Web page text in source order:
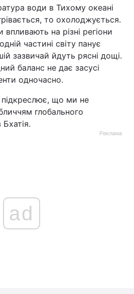
води в Тихому океані
то охолоджується.
на різні регіони
частині світу панує
зазвичай йдуть рясні дощі.
баланс не дає засусі
одночасно.
що ми не
глобального
Реклама
ad